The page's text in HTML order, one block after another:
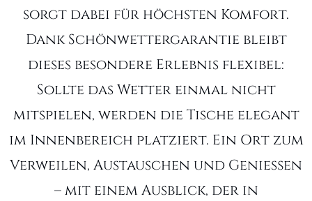
sorgt dabei für höchsten Komfort.
Dank Schönwettergarantie bleibt
dieses besondere Erlebnis flexibel:
Sollte das Wetter einmal nicht
mitspielen, werden die Tische elegant
im Innenbereich platziert. Ein Ort zum
Verweilen, Austauschen und Genießen
– mit einem Ausblick, der in